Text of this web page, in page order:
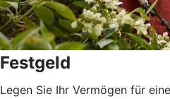
Festgeld
Legen Sie Ihr Vermögen für